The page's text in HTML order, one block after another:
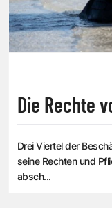
Die Rechte
Drei Viertel der
seine Rechten und Pflichten kennt, kann in dieser Zeit besser
absch...